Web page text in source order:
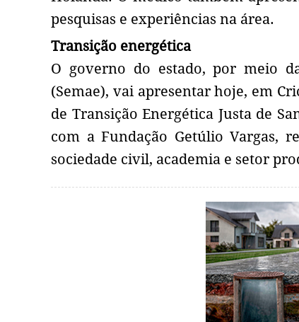
pesquisas e experiências na área.
Transição energética
O governo do estado, por meio
(Semae), vai apresentar hoje, em
de Transição Energética Justa de
com a Fundação Getúlio Vargas,
sociedade civil, academia e setor